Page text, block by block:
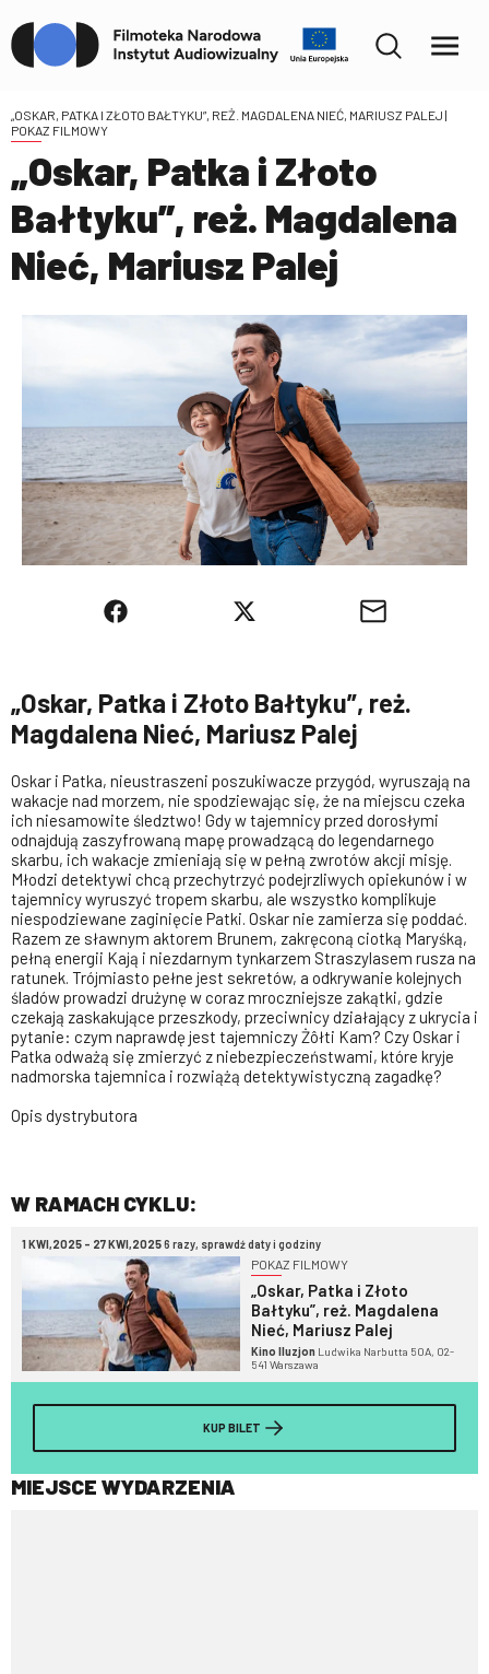
„OSKAR, PATKA I ZŁOTO BAŁTYKU”, REŻ. MAGDALENA NIEĆ, MARIUSZ PALEJ |
POKAZ FILMOWY
„Oskar, Patka i Złoto
Bałtyku”, reż. Magdalena
Nieć, Mariusz Palej
„Oskar, Patka i Złoto Bałtyku”, reż.
Magdalena Nieć, Mariusz Palej
Oskar i Patka, nieustraszeni poszukiwacze przygód, wyruszają na
wakacje nad morzem, nie spodziewając się, że na miejscu czeka
ich niesamowite śledztwo! Gdy w tajemnicy przed dorosłymi
odnajdują zaszyfrowaną mapę prowadzącą do legendarnego
skarbu, ich wakacje zmieniają się w pełną zwrotów akcji misję.
Młodzi detektywi chcą przechytrzyć podejrzliwych opiekunów i w
tajemnicy wyruszyć tropem skarbu, ale wszystko komplikuje
niespodziewane zaginięcie Patki. Oskar nie zamierza się poddać.
Razem ze sławnym aktorem Brunem, zakręconą ciotką Maryśką,
pełną energii Kają i niezdarnym tynkarzem Straszylasem rusza na
ratunek. Trójmiasto pełne jest sekretów, a odkrywanie kolejnych
śladów prowadzi drużynę w coraz mroczniejsze zakątki, gdzie
czekają zaskakujące przeszkody, przeciwnicy działający z ukrycia i
pytanie: czym naprawdę jest tajemniczy Żôłti Kam? Czy Oskar i
Patka odważą się zmierzyć z niebezpieczeństwami, które kryje
nadmorska tajemnica i rozwiążą detektywistyczną zagadkę?
Opis dystrybutora
W RAMACH CYKLU:
1 KWI,2025 - 27 KWI,20256 razy, sprawdź daty i godziny
POKAZ FILMOWY
„Oskar, Patka i Złoto
Bałtyku”, reż. Magdalena
Nieć, Mariusz Palej
Kino Iluzjon Ludwika Narbutta 50A, 02-
541 Warszawa
KUP BILET
MIEJSCE WYDARZENIA